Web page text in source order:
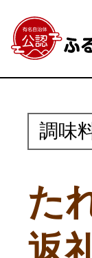
調味
た